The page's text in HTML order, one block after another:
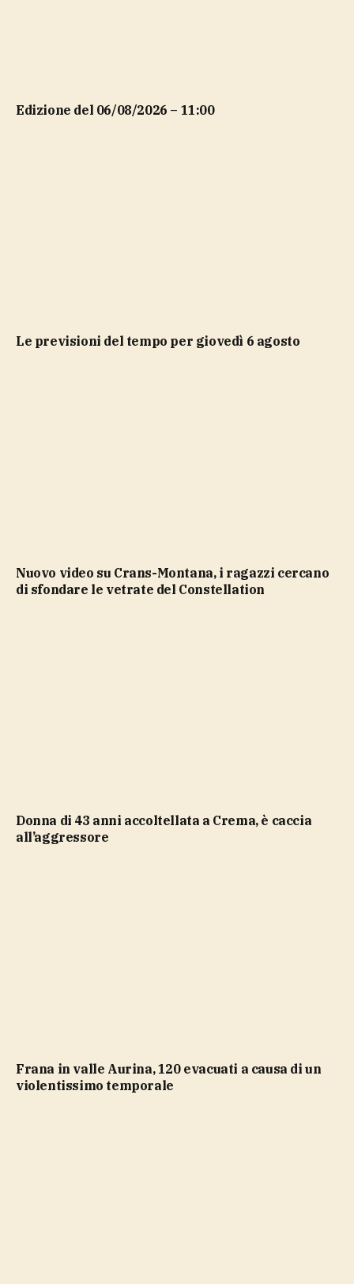
Edizione del 06/08/2026 – 11:00
Le previsioni del tempo per giovedì 6 agosto
Nuovo video su Crans-Montana, i ragazzi cercano
di sfondare le vetrate del Constellation
Donna di 43 anni accoltellata a Crema, è caccia
all’aggressore
Frana in valle Aurina, 120 evacuati a causa di un
violentissimo temporale